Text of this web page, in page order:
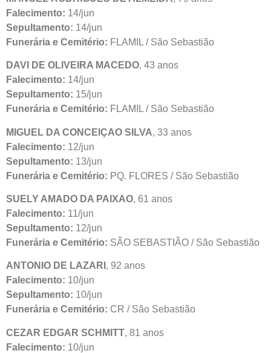
Falecimento: 14/jun
Sepultamento: 14/jun
Funerária e Cemitério: FLAMIL / São Sebastião
DAVI DE OLIVEIRA MACEDO, 43 anos
Falecimento: 14/jun
Sepultamento: 15/jun
Funerária e Cemitério: FLAMIL / São Sebastião
MIGUEL DA CONCEIÇAO SILVA, 33 anos
Falecimento: 12/jun
Sepultamento: 13/jun
Funerária e Cemitério: PQ. FLORES / São Sebastião
SUELY AMADO DA PAIXAO, 61 anos
Falecimento: 11/jun
Sepultamento: 12/jun
Funerária e Cemitério: SÃO SEBASTIÃO / São Sebastião
ANTONIO DE LAZARI , 92 anos
Falecimento: 10/jun
Sepultamento: 10/jun
Funerária e Cemitério: CR / São Sebastião
CEZAR EDGAR SCHMITT, 81 anos
Falecimento: 10/jun